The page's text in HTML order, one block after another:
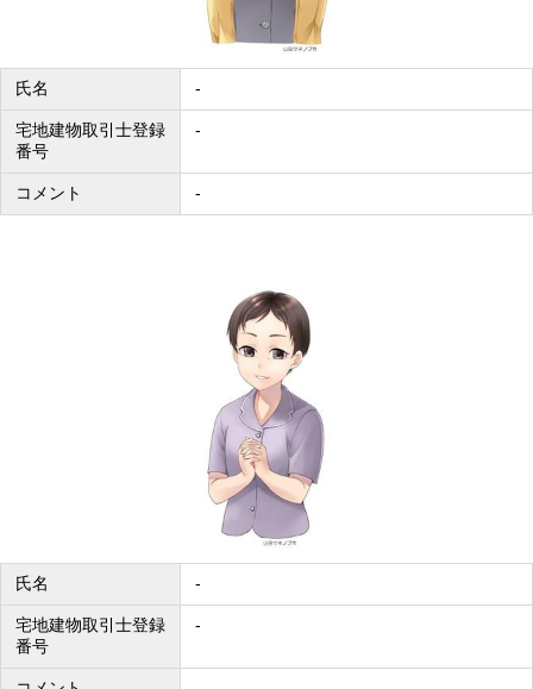
氏名 -
宅地建物取引士登録
番号
-
コメント -
氏名 -
宅地建物取引士登録
番号
-